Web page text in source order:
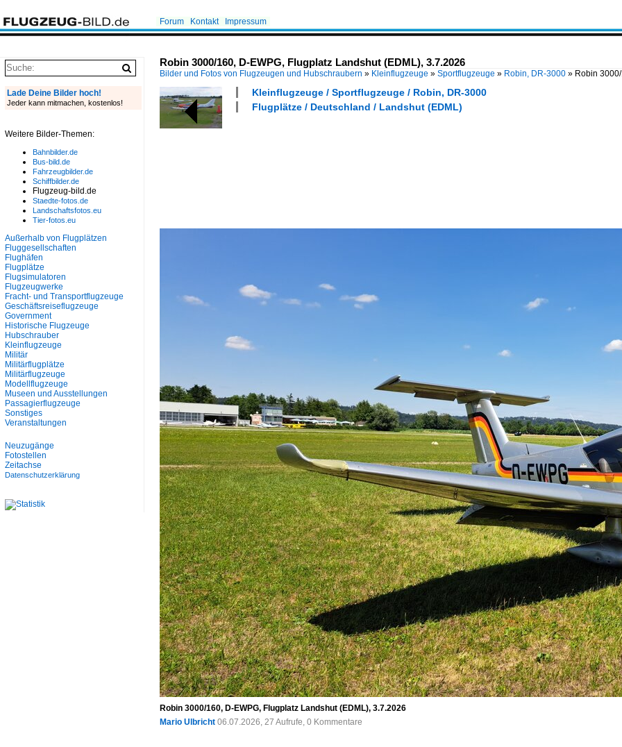
Forum Kontakt Impressum
Robin 3000/160, D-EWPG, Flugplatz Landshut (EDML), 3.7.2026
Bilder und Fotos von Flugzeugen und Hubschraubern » Kleinflugzeuge » Sportflugzeuge » Robin, DR-3000 » Robin
Kleinflugzeuge / Sportflugzeuge / Robin, DR-3000
Flugplätze / Deutschland / Landshut (EDML)
Robin 3000/160, D-EWPG, Flugplatz Landshut (EDML), 3.7.2026
Mario Ulbricht 06.07.2026, 27 Aufrufe, 0 Kommentare
Lade Deine Bilder hoch!
Jeder kann mitmachen, kostenlos!
Weitere Bilder-Themen:
Bahnbilder.de
Bus-bild.de
Fahrzeugbilder.de
Schiffbilder.de
Flugzeug-bild.de
Staedte-fotos.de
Landschaftsfotos.eu
Tier-fotos.eu
Außerhalb von Flugplätzen
Fluggesellschaften
Flughäfen
Flugplätze
Flugsimulatoren
Flugzeugwerke
Fracht- und Transportflugzeuge
Geschäftsreiseflugzeuge
Government
Historische Flugzeuge
Hubschrauber
Kleinflugzeuge
Militär
Militärflugplätze
Militärflugzeuge
Modellflugzeuge
Museen und Ausstellungen
Passagierflugzeuge
Sonstiges
Veranstaltungen
Neuzugänge
Fotostellen
Zeitachse
Datenschutzerklärung